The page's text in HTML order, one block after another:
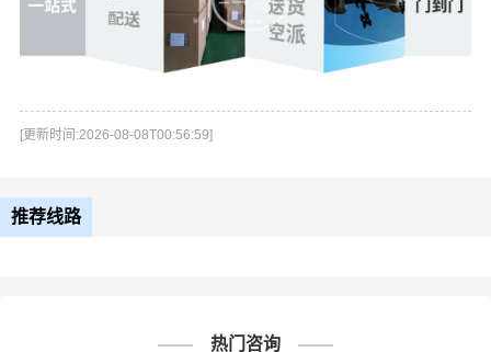
[更新时间:2026-08-08T00:56:59]
推荐线路
热门咨询